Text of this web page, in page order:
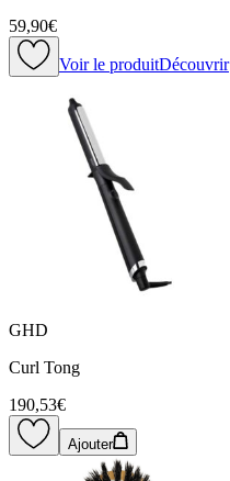
59,90€
Voir le produitDécouvrir
GHD
Curl Tong
190,53€
Ajouter